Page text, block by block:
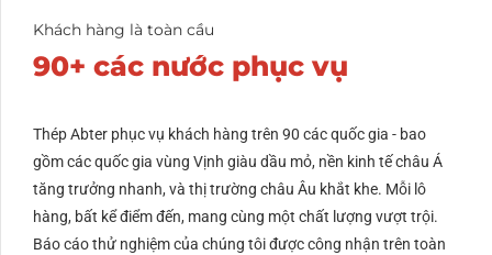
Khách hàng là toàn cầu
90+ các nước phục vụ
Thép Abter phục vụ khách hàng trên 90 các quốc gia - bao
gồm các quốc gia vùng Vịnh giàu dầu mỏ, nền kinh tế châu Á
tăng trưởng nhanh, và thị trường châu Âu khắt khe. Mỗi lô
hàng, bất kể điểm đến, mang cùng một chất lượng vượt trội.
Báo cáo thử nghiệm của chúng tôi được công nhận trên toàn